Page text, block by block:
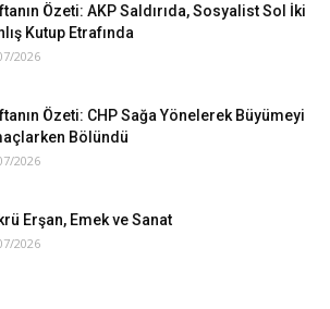
Özeti: AKP Saldırıda, Sosyalist Sol İki
Kutup Etrafında
2026
Özeti: CHP Sağa Yönelerek Büyümeyi
Bölündü
2026
Erşan, Emek ve Sanat
2026